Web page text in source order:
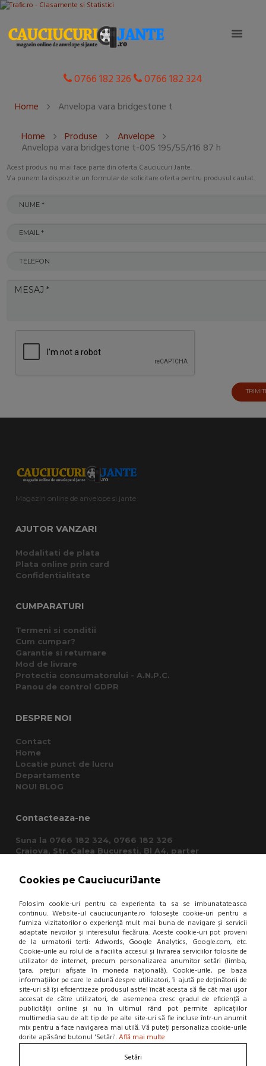
Cookies pe CauciucuriJante
Folosim cookie-uri pentru ca experienta ta sa se imbunatateasca
continuu. Website-ul cauciucurijante.ro folosește cookie-uri pentru a
furniza vizitatorilor o experiență mult mai buna de navigare și servicii
adaptate nevoilor și interesului fiecăruia. Aceste cookie-uri pot proveni
de la urmatorii terti: Adwords, Google Analytics, Google.com, etc.
Cookie-urile au rolul de a facilita accesul și livrarea serviciilor folosite de
utilizator de internet, precum personalizarea anumitor setări (limba,
țara, prețuri afișate în moneda națională). Cookie-urile, pe baza
informațiilor pe care le adună despre utilizatori, îi ajută pe deținătorii de
site-uri să își eficientizeze produsul astfel încât acesta să fie cât mai ușor
accesat de către utilizatori, de asemenea cresc gradul de eficiență a
publicității online și nu în ultimul rând pot permite aplicațiilor
multimedia sau de alt tip de pe alte site-uri să fie incluse într-un anumit
mix pentru a face navigarea mai utilă. Vă puteți personaliza cookie-urile
dorite apăsând butonul 'Setări'.Află mai multe
Setări
0766 182 326 0766 182 324
Home
Anvelopa vara bridgestone t
Home
Produse Anvelope
Anvelopa vara bridgestone t-005 195/55/r16 87 h
Acest produs nu mai face parte din oferta Cauciucuri Jante.
Va punem la dispozitie un formular de solicitare oferta pentru produsul cautat.
Magazin online de anvelope si jante
AJUTOR VANZARI
Modalitati de plata
Plata online prin card
Confidentialitate
CUMPARATURI
Termeni si conditii
Cum cumpar?
Garantie si returnare
Mod de livrare
Protectia consumatorului - A.N.P.C.
Panou de control GDPR
DESPRE NOI
Contact
Home
Locatie punct de lucru
Departamente
NOU! BLOG
Contacteaza-ne
Suna la 0766 182 324, 0766 182 326
Craiova, Str. Calea Bucuresti, Bl A4, parter
Fii la curent cu noutatile!